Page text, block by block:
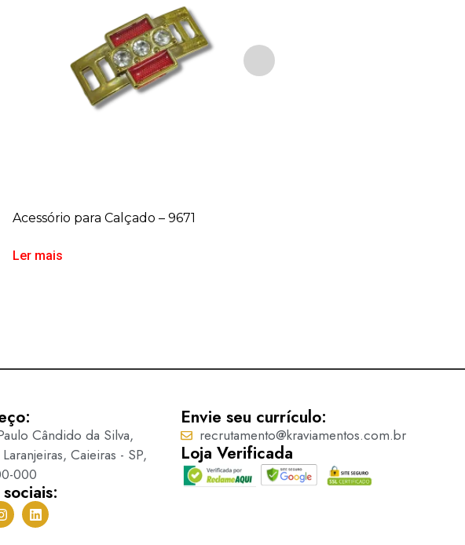
Acessório para Calçado – 9671
Ler mais
Cândido da Silva,
Caieiras - SP,
000
Envie seu currículo:
recrutamento@kraviamentos.com.br
Loja Verificada